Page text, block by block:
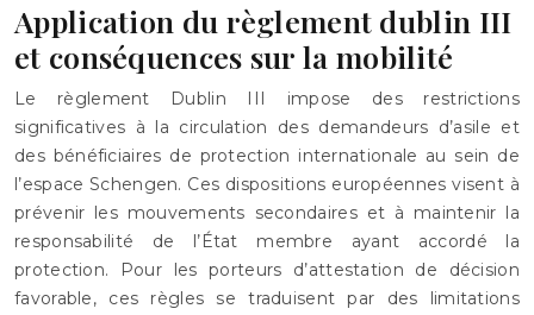
Application du règlement dublin III
et conséquences sur la mobilité
Le règlement Dublin III impose des restrictions
significatives à la circulation des demandeurs d’asile et
des bénéficiaires de protection internationale au sein de
l’espace Schengen. Ces dispositions européennes visent à
prévenir les mouvements secondaires et à maintenir la
responsabilité de l’État membre ayant accordé la
protection. Pour les porteurs d’attestation de décision
favorable, ces règles se traduisent par des limitations